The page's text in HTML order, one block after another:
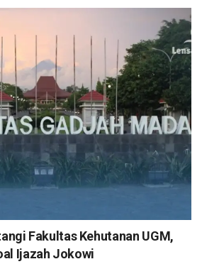
Fakultas Kehutanan UGM,
Ijazah Jokowi